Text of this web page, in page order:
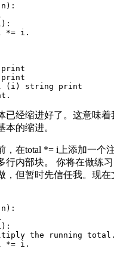
*= i.
(i) string print
已经缩进好了。这意味着
本的缩进。
，在total *= i上添加一个
行内部块。 你将在做练
，但暂时先信任我。现
the running total.
*= i.